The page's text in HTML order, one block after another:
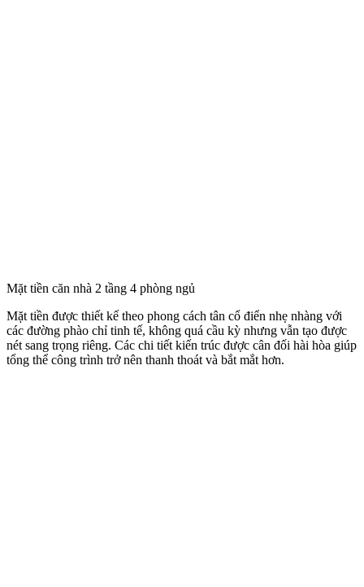
Mặt tiền căn nhà 2 tầng 4 phòng ngủ
Mặt tiền được thiết kế theo phong cách tân cổ điển nhẹ nhàng với
các đường phào chỉ tinh tế, không quá cầu kỳ nhưng vẫn tạo được
nét sang trọng riêng. Các chi tiết kiến trúc được cân đối hài hòa giúp
tổng thể công trình trở nên thanh thoát và bắt mắt hơn.